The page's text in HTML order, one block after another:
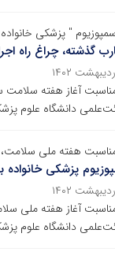
" پزشکی
گذشته، چراغ راه
آغاز هفته
دانشگاه علوم
هفته ملی سلامت،
پزشکی
آغاز هفته ملی
دانشگاه علوم